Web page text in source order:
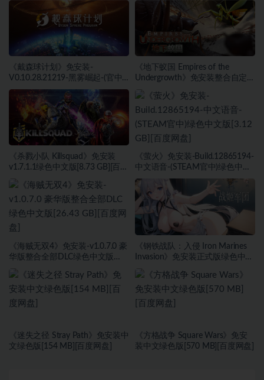
《戴森球计划》免安装-
V0.10.28.21219-黑雾崛起-(官中)
绿色中文版[4.31 GB][百度网盘]
《地下蚁国 Empires of the
Undergrowth》免安装整合自定义
度网盘]
《杀戮小队 Killsquad》免安装
v1.7.1.1绿色中文版[8.73 GB][百度
《萤火》免安装-Build.12865194-
中文语音-(STEAM官中)绿色中文
版[3.12 GB][百度网盘]
《海贼无双4》免安装-v1.0.7.0 豪
华版整合全部DLC绿色中文版
《钢铁战队：入侵 Iron Marines
Invasion》免安装正式版绿色中文
《迷失之径 Stray Path》免安装中
文绿色版[154 MB][百度网盘]
《方格战争 ⁤Square Wars》免安
装中文绿色版[570 MB][百度网盘]